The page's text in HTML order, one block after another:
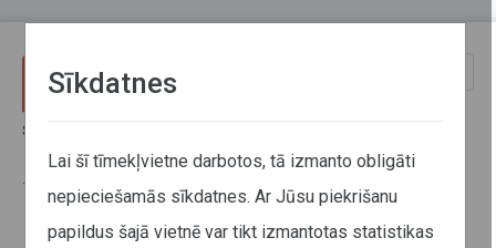
Sākums
Sabiedriskā transporta pakalpojumu sniegšanas rezultāti 2016.gada
1.pusgadā
Sīkdatnes
Lai šī tīmekļvietne darbotos, tā izmanto obligāti
nepieciešamās sīkdatnes. Ar Jūsu piekrišanu
papildus šajā vietnē var tikt izmantotas statistikas